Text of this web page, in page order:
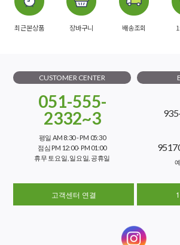
최근본상품 장바구니 배송조회
CUSTOMER CENTER
051-555-
2332~3
평일 AM 8:30 - PM 05:30
점심 PM 12:00- PM 01:00
휴무 토요일, 일요일, 공휴일
고객센터 연결